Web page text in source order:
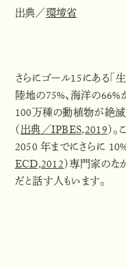
出典／環境省
さらにゴール15にある「
陸地の75%、海洋の
100万種の動植物が絶
（出典／IPBES,2019）
2050 年までにさらに
ECD,2012）専門家の
だと話す人もいます。